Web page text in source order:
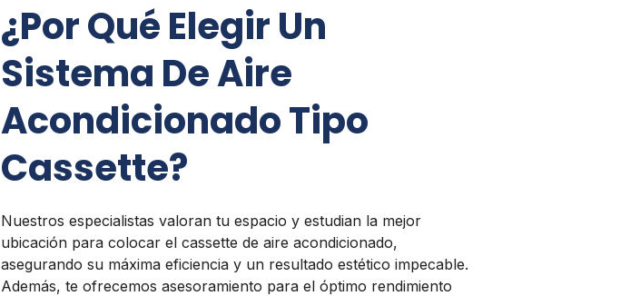
¿Por Qué Elegir Un
Sistema De Aire
Acondicionado Tipo
Cassette?
Nuestros especialistas valoran tu espacio y estudian la mejor
ubicación para colocar el cassette de aire acondicionado,
asegurando su máxima eficiencia y un resultado estético impecable.
Además, te ofrecemos asesoramiento para el óptimo rendimiento